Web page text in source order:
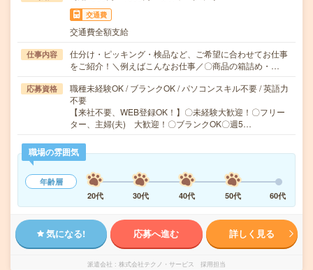
交通費
交通費全額支給
仕事内容
仕分け・ピッキング・検品など、ご希望に合わせてお仕事
をご紹介！＼例えばこんなお仕事／〇商品の箱詰め・…
応募資格
職種未経験OK / ブランクOK / パソコンスキル不要 / 英語力
不要
【来社不要、WEB登録OK！】〇未経験大歓迎！〇フリー
ター、主婦(夫) 大歓迎！〇ブランクOK〇週5…
職場の雰囲気
年齢層
20代
30代 40代 50代 60代
気になる! 応募へ進む 詳しく見る
派遣会社 株式会社テクノ・サービス 採用担当